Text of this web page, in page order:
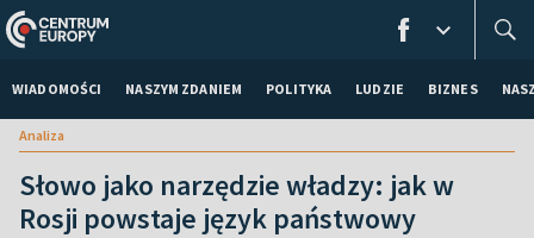
WIADOMOŚCI NASZYM ZDANIEM POLITYKA LUDZIE BIZNES
Analiza
Słowo jako narzędzie władzy: jak w
Rosji powstaje język państwowy